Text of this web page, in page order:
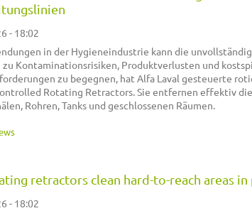
- 18:02
in der Hygieneindustrie kann die
Kontaminationsrisiken, Produktverlusten und
zu begegnen, hat Alfa Laval gesteuerte
Rotating Retractors. Sie entfernen effektiv
Rohren, Tanks und geschlossenen Räumen.
retractors clean hard-to-reach areas in
- 18:02